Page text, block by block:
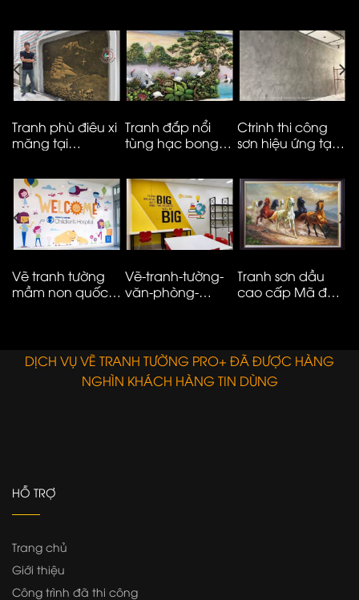
Tranh phù điêu xi
măng tại
City
Tranh đắp nổi
tùng hạc bong
Ctrinh thi công
sơn hiệu ứng tại
Vẽ tranh tường
mầm non quốc
Vẽ-tranh-tường-
văn-phòng-
Tranh sơn dầu
cao cấp Mã đáo
DỊCH VỤ VẼ TRANH TƯỜNG PRO+ ĐÃ ĐƯỢC HÀNG
NGHÌN KHÁCH HÀNG TIN DÙNG
HỖ TRỢ
Trang chủ
Giới thiệu
Công trình đã thi công